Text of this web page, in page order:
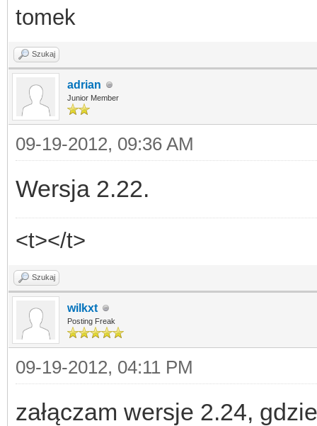
tomek
Szukaj
adrian
Junior Member
09-19-2012, 09:36 AM
Wersja 2.22.
<t></t>
Szukaj
wilkxt
Posting Freak
09-19-2012, 04:11 PM
załączam wersje 2.24,